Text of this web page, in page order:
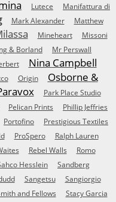
Lutece
Manifattura di
Mark Alexander
Matthew
Mineheart
Missoni
& Borland
Mr Perswall
Nina Campbell
Origin
Osborne &
Park Place Studio
Pelican Prints
Phillip Jeffries
Portofino
Prestigious Textiles
ProSpero Ralph Lauren
Rebel Walls
Romo
Hesslein Sandberg
Sangetsu
Sangiorgio
and Fellows
Stacy Garcia